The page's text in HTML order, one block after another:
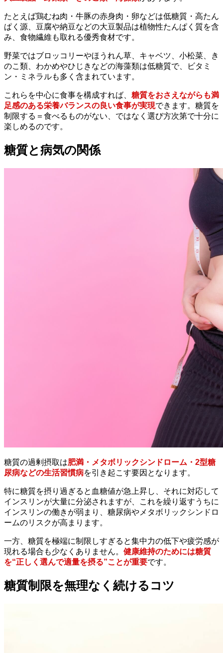
たとえば鶏むね肉・牛豚の赤身肉・卵などは低糖質・高たん
ぱく源、豆腐や納豆などの大豆製品は植物性たんぱく質を含
み、食物繊維も取れる優秀食材です。
野菜ではブロッコリーやほうれん草、キャベツ、小松菜、き
のこ類、わかめやひじきなどの海藻類は低糖質で、ビタミ
ン・ミネラルも多く含まれています。
これらを中心に食事を構成すれば、 糖質をおさえながらも満
足感のある栄養バランスの良い食事が実現できます。糖質を
制限する＝食べるものがない、ではなく選び方次第で十分に
楽しめるのです。
糖質と病気の関係
糖質の過剰摂取は肥満・メタボリックシンドローム・2型糖
尿病などの生活習慣病を引き起こす要因となります。
特に糖質を摂り過ぎると血糖値が急上昇し、それに対応して
インスリンが大量に分泌されますが、これを繰り返すうちに
インスリンの働きが弱まり、糖尿病やメタボリックシンドロ
ームのリスクが高まります。
一方、糖質を極端に制限しすぎると集中力の低下や疲労感が
現れる場合も少なくありません。 健康維持のためには糖質
を“正しく選んで適量を摂る”ことが重要です。
糖質制限を無理なく続けるコツ